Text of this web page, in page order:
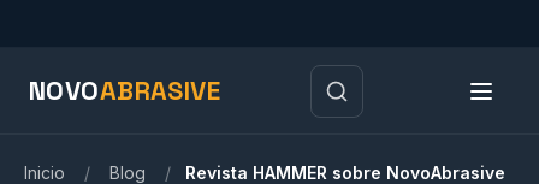
NOVOABRASIVE
Inicio / Blog /
Revista HAMMER sobre NovoAbrasive